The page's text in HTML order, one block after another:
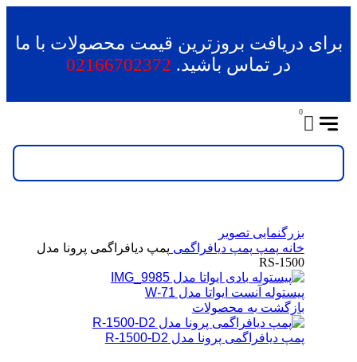
برای دریافت بروزترین قیمت محصولات با ما
در تماس باشید. 02166702372
0
بزرگنمایی تصویر
خانه پمپ پمپ دیافراگمی پمپ دیافراگمی پرونا مدل
RS-1500
پیستوله آنست ایواتا مدل W-71
بازگشت به محصولات
پمپ دیافراگمی پرونا مدل R-1500-D2